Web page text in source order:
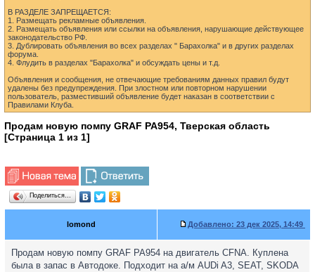
В РАЗДЕЛЕ ЗАПРЕЩАЕТСЯ:
1. Размещать рекламные объявления.
2. Размещать объявления или ссылки на объявления, нарушающие действующее
законодательство РФ.
3. Дублировать объявления во всех разделах " Барахолка" и в других разделах
форума.
4. Флудить в разделах "Барахолка" и обсуждать цены и т.д.
Объявления и сообщения, не отвечающие требованиям данных правил будут
удалены без предупреждения. При злостном или повторном нарушении
пользователь, разместивший объявление будет наказан в соответствии с
Правилами Клуба.
Продам новую помпу GRAF PA954, Тверская область
[Страница 1 из 1]
Поделиться…
lomond Добавлено: 23 дек 2025, 14:49
Продам новую помпу GRAF PA954 на двигатель CFNA. Куплена
была в запас в Автодоке. Подходит на а/м AUDi A3, SEAT, SKODA